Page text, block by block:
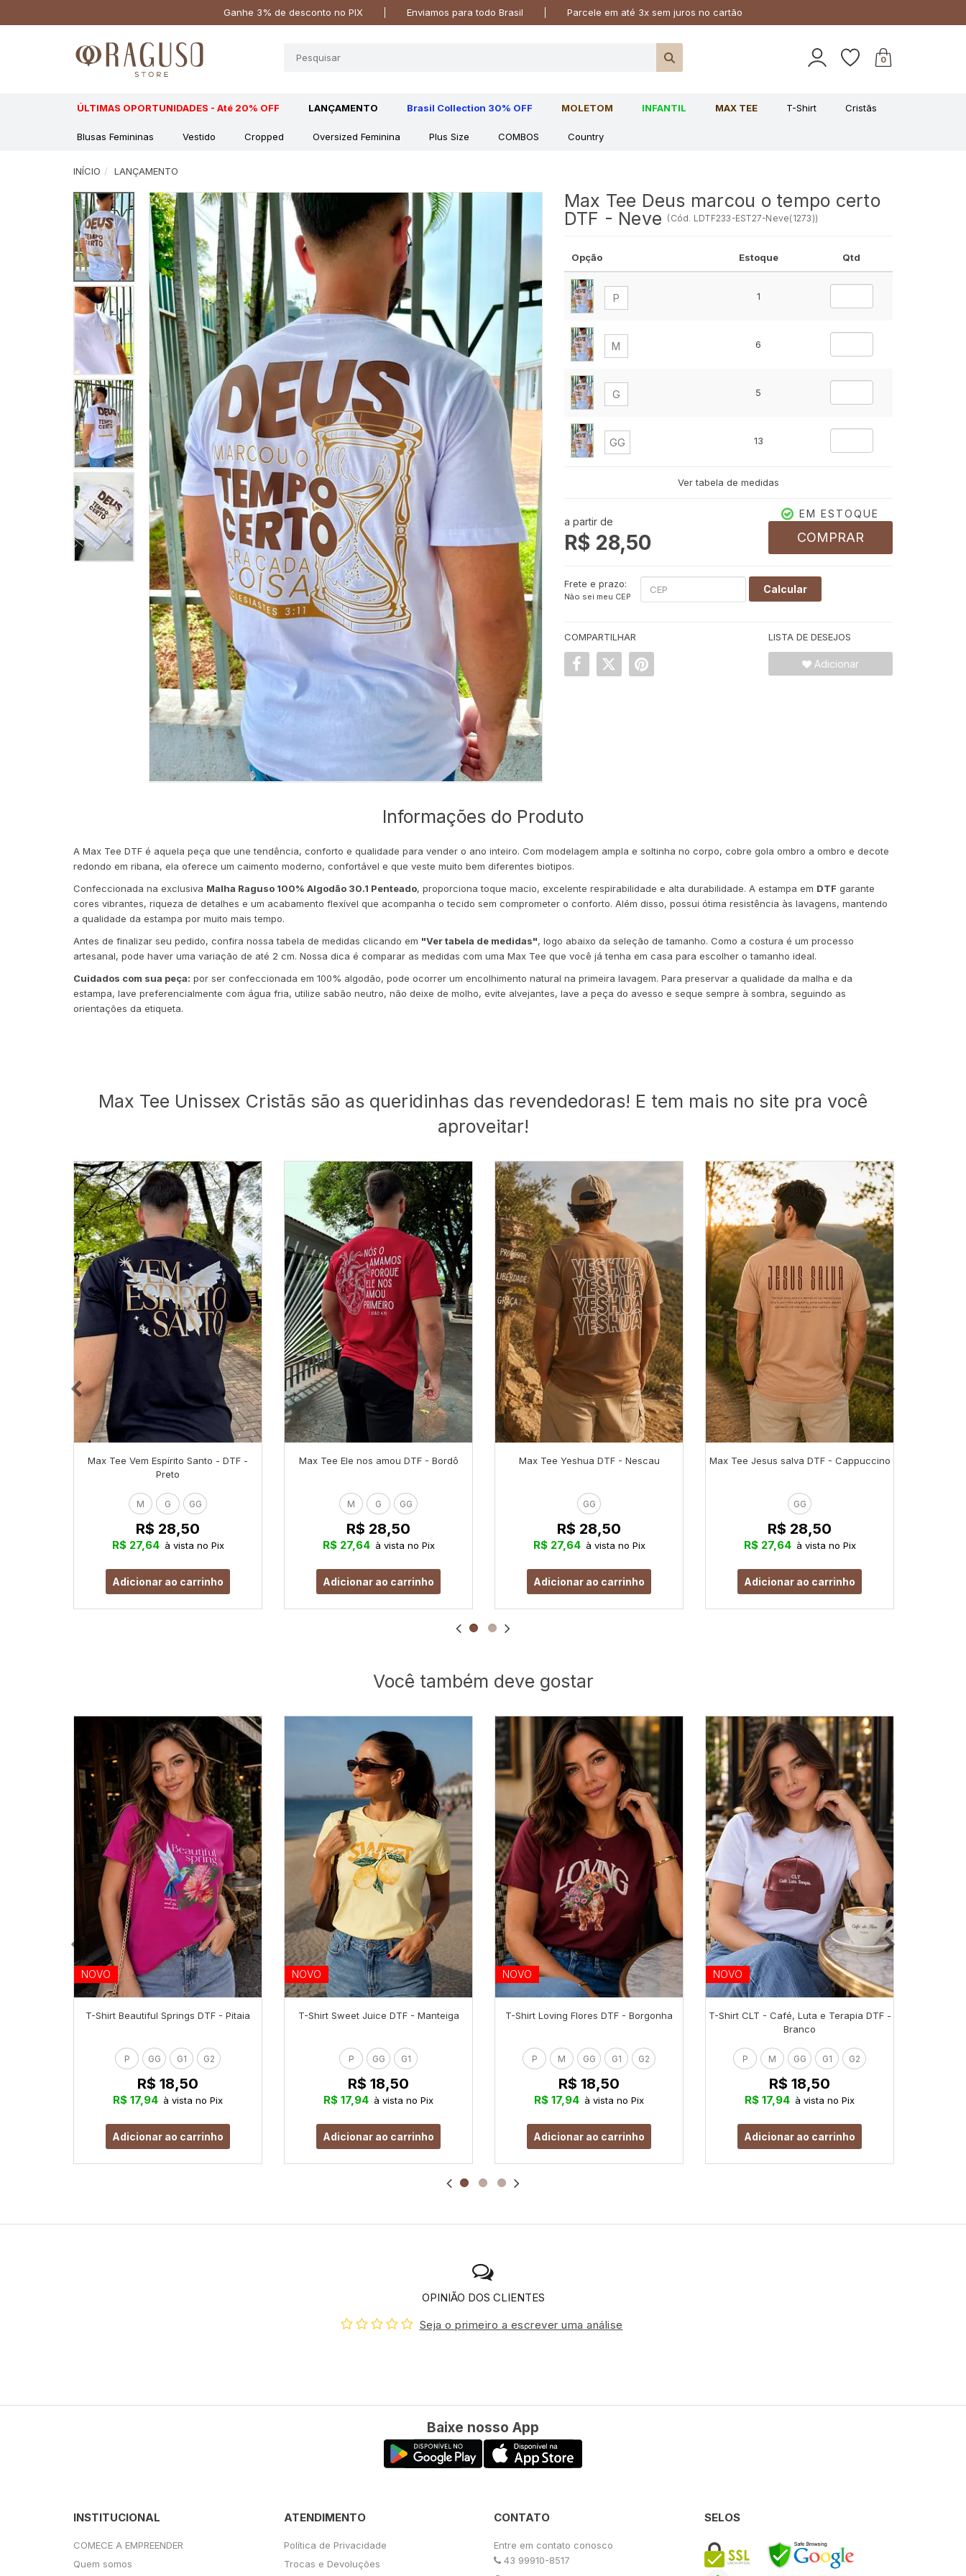
Ganhe 3% de desconto no PIX Enviamos para todo Brasil Parcele em até 3x sem juros no cartão
0
ÚLTIMAS OPORTUNIDADES - Até 20% OFF LANÇAMENTO Brasil Collection 30% OFF MOLETOM INFANTIL MAX TEE T-Shirt Cristãs
Blusas Femininas Vestido Cropped Oversized Feminina Plus Size COMBOS Country
INÍCIO LANÇAMENTO
Max Tee Deus marcou o tempo certo
DTF - Neve ( Cód. LDTF233-EST27-Neve(1273))
Opção Estoque Qtd
P 1
M 6
G 5
GG 13
Ver tabela de medidas
a partir de
R$ 28,50
EM ESTOQUE
COMPRAR
Frete e prazo:
Não sei meu CEP
Calcular
COMPARTILHAR LISTA DE DESEJOS
Adicionar
Informações do Produto
A Max Tee DTF é aquela peça que une tendência, conforto e qualidade para vender o ano inteiro. Com modelagem ampla e soltinha no corpo, cobre gola ombro a ombro e decote
redondo em ribana, ela oferece um caimento moderno, confortável e que veste muito bem diferentes biotipos.
Confeccionada na exclusiva Malha Raguso 100% Algodão 30.1 Penteado, proporciona toque macio, excelente respirabilidade e alta durabilidade. A estampa em DTF garante
cores vibrantes, riqueza de detalhes e um acabamento flexível que acompanha o tecido sem comprometer o conforto. Além disso, possui ótima resistência às lavagens, mantendo
a qualidade da estampa por muito mais tempo.
Antes de finalizar seu pedido, confira nossa tabela de medidas clicando em "Ver tabela de medidas", logo abaixo da seleção de tamanho. Como a costura é um processo
artesanal, pode haver uma variação de até 2 cm. Nossa dica é comparar as medidas com uma Max Tee que você já tenha em casa para escolher o tamanho ideal.
Cuidados com sua peça: por ser confeccionada em 100% algodão, pode ocorrer um encolhimento natural na primeira lavagem. Para preservar a qualidade da malha e da
estampa, lave preferencialmente com água fria, utilize sabão neutro, não deixe de molho, evite alvejantes, lave a peça do avesso e seque sempre à sombra, seguindo as
orientações da etiqueta.
Max Tee Unissex Cristãs são as queridinhas das revendedoras! E tem mais no site pra você
aproveitar!
Max Tee Vem Espírito Santo - DTF -
Preto
M G GG
R$ 28,50
R$ 27,64 à vista no Pix
Adicionar ao carrinho
Max Tee Ele nos amou DTF - Bordô
M G GG
R$ 28,50
R$ 27,64 à vista no Pix
Adicionar ao carrinho
Max Tee Yeshua DTF - Nescau
GG
R$ 28,50
R$ 27,64 à vista no Pix
Adicionar ao carrinho
Max Tee Jesus salva DTF - Cappuccino
GG
R$ 28,50
R$ 27,64 à vista no Pix
Adicionar ao carrinho
Você também deve gostar
NOVO
T-Shirt Beautiful Springs DTF - Pitaia
P GG G1 G2
R$ 18,50
R$ 17,94 à vista no Pix
Adicionar ao carrinho
NOVO
T-Shirt Sweet Juice DTF - Manteiga
P GG G1
R$ 18,50
R$ 17,94 à vista no Pix
Adicionar ao carrinho
NOVO
T-Shirt Loving Flores DTF - Borgonha
P M GG G1 G2
R$ 18,50
R$ 17,94 à vista no Pix
Adicionar ao carrinho
NOVO
T-Shirt CLT - Café, Luta e Terapia DTF -
Branco
P M GG G1 G2
R$ 18,50
R$ 17,94 à vista no Pix
Adicionar ao carrinho
OPINIÃO DOS CLIENTES
Seja o primeiro a escrever uma análise
Baixe nosso App
INSTITUCIONAL
COMECE A EMPREENDER
Quem somos
ATENDIMENTO
Política de Privacidade
Trocas e Devoluções
CONTATO
Entre em contato conosco
43 99910-8517
SELOS